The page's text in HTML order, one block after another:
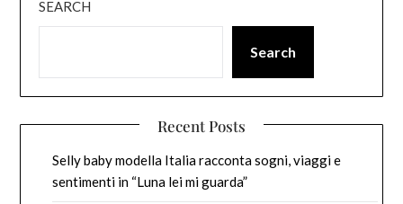
SEARCH
Search
Recent Posts
Selly baby modella Italia racconta sogni, viaggi e
sentimenti in “Luna lei mi guarda”